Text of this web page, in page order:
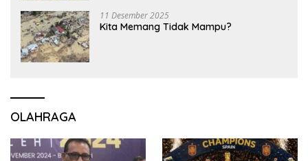
11 Desember 2025
Kita Memang Tidak Mampu?
OLAHRAGA